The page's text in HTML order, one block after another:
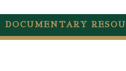
DOCUMENTARY